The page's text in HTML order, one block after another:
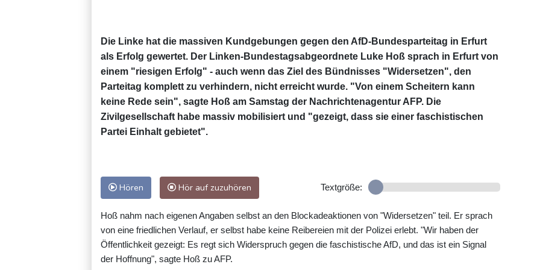
Die Linke hat die massiven Kundgebungen gegen den AfD-Bundesparteitag in Erfurt
als Erfolg gewertet. Der Linken-Bundestagsabgeordnete Luke Hoß sprach in Erfurt von
einem "riesigen Erfolg" - auch wenn das Ziel des Bündnisses "Widersetzen", den
Parteitag komplett zu verhindern, nicht erreicht wurde. "Von einem Scheitern kann
keine Rede sein", sagte Hoß am Samstag der Nachrichtenagentur AFP. Die
Zivilgesellschaft habe massiv mobilisiert und "gezeigt, dass sie einer faschistischen
Partei Einhalt gebietet".
Hören Hör auf zuzuhören Textgröße:
Hoß nahm nach eigenen Angaben selbst an den Blockadeaktionen von "Widersetzen" teil. Er sprach
von eine friedlichen Verlauf, er selbst habe keine Reibereien mit der Polizei erlebt. "Wir haben der
Öffentlichkeit gezeigt: Es regt sich Widerspruch gegen die faschistische AfD, und das ist ein Signal
der Hoffnung", sagte Hoß zu AFP.